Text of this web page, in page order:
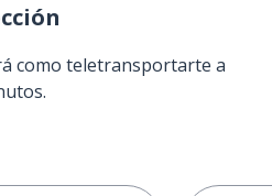
como teletransportarte a